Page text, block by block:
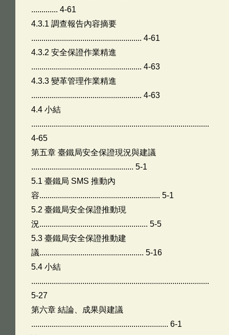
............. 4-61
4.3.1 調查報告內容摘要
...................................................... 4-61
4.3.2 安全保證作業精進
...................................................... 4-63
4.3.3 變革管理作業精進
...................................................... 4-63
4.4 小結
.......................................................................................
4-65
第五章 臺鐵局安全保證現況與建議
.................................................. 5-1
5.1 臺鐵局 SMS 推動內
容........................................................... 5-1
5.2 臺鐵局安全保證推動現
況..................................................... 5-5
5.3 臺鐵局安全保證推動建
議................................................... 5-16
5.4 小結
.......................................................................................
5-27
第六章 結論、成果與建議
................................................................... 6-1